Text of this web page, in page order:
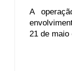
A
21 de